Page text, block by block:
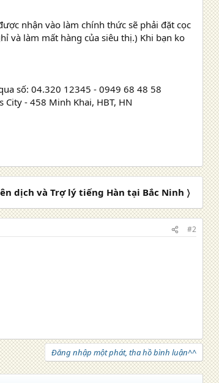
nhận vào làm chính thức sẽ phải đặt cọc
và làm mất hàng của siêu thị.) Khi bạn ko
số: 04.320 12345 - 0949 68 48 58
- 458 Minh Khai, HBT, HN
dịch và Trợ lý tiếng Hàn tại Bắc Ninh 〉
#2
Đăng nhập một phát, tha hồ bình luận^^